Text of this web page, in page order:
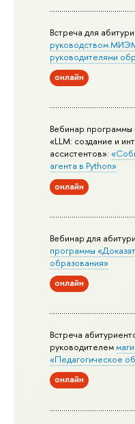
Встреча для
руководством
руководителями
онлайн
Вебинар
«LLM: создание и
ассистентов»:
агента в Python»
онлайн
Вебинар для
программы
образования»
онлайн
Встреча
руководителем
«Педагогическое
онлайн